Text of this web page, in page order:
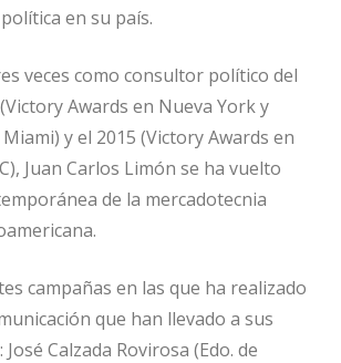
en su país.
veces como consultor político del
Awards en Nueva York y
y el 2015 (Victory Awards en
Juan Carlos Limón se ha vuelto
de la mercadotecnia
campañas en las que ha realizado
que han llevado a sus
Calzada Rovirosa (Edo. de